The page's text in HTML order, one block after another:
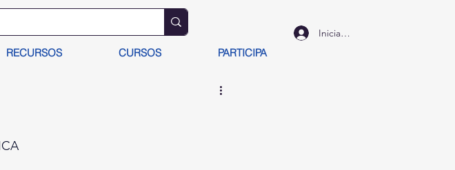
RECURSOS CURSOS PARTICIPA
Iniciar sesión